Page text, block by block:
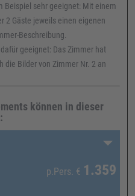
Beispiel sehr geeignet: Mit einem
2 Gäste jeweils einen eigenen
Beschreibung.
geeignet: Das Zimmer hat
die Bilder von Zimmer Nr. 2 an
können in dieser
p.Pers. € 1.359